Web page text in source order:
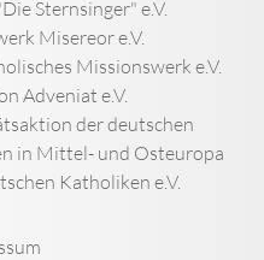
Sternsinger" e.V.
Misereor e.V.
Missionswerk e.V.
Adveniat e.V.
der deutschen
in Mittel- und Osteuropa
Katholiken e.V.